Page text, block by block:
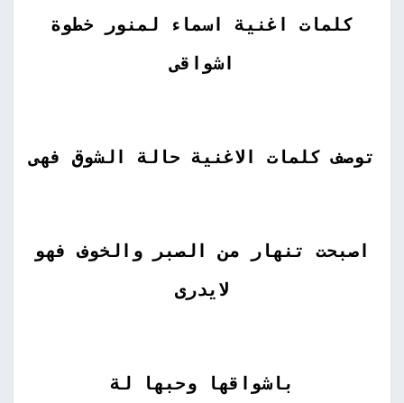
كلمات اغنية اسماء لمنور خطوة
اشواقى
توصف كلمات الاغنية حالة الشوق فهى
اصبحت تنهار من الصبر والخوف فهو
لايدرى
باشواقها وحبها لة